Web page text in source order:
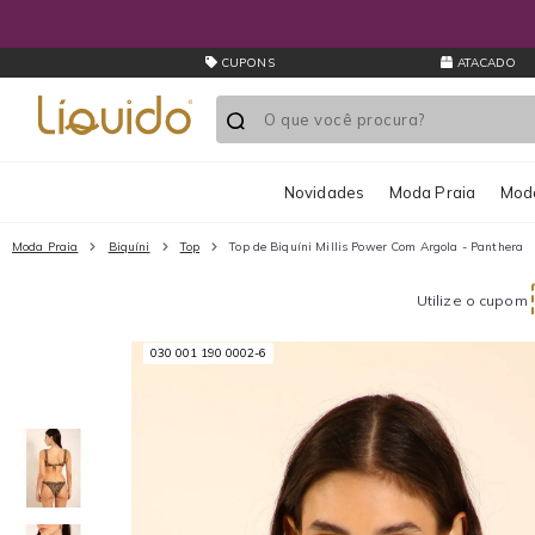
CUPONS ATACADO
Novidades Moda Praia
Moda Praia Biquíni Top Top de Biquíni Millis Power Com Argola - Panthera
Utilize o cupom
030 001 190 0002-6